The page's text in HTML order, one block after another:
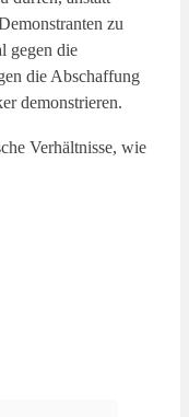
zu
gegen die
die Abschaffung
demonstrieren.
Verhältnisse, wie